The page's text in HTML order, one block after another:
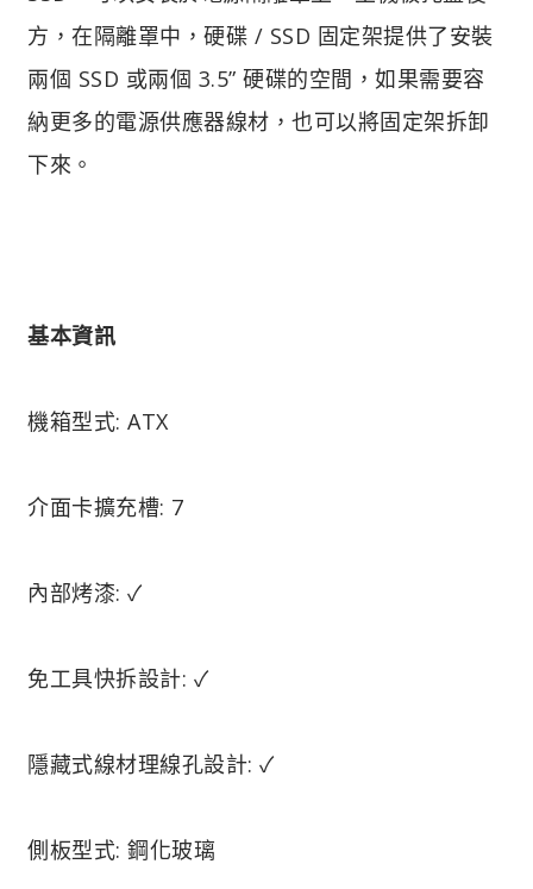
方，在隔離罩中，硬碟 / SSD 固定架提供了安裝
兩個 SSD 或兩個 3.5” 硬碟的空間，如果需要容
納更多的電源供應器線材，也可以將固定架拆卸
下來。
基本資訊
機箱型式: ATX
介面卡擴充槽: 7
內部烤漆: ✓
免工具快拆設計: ✓
隱藏式線材理線孔設計: ✓
側板型式: 鋼化玻璃